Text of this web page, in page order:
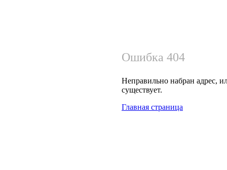
Ошибка 404
Неправильно набран адрес,
существует.
Главная страница